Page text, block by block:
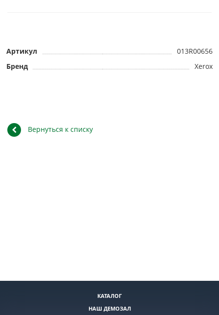
Артикул
013R00656
Бренд
Xerox
Вернуться к списку
КАТАЛОГ
НАШ ДЕМОЗАЛ